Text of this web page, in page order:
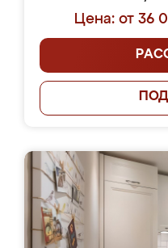
Цена: от 36